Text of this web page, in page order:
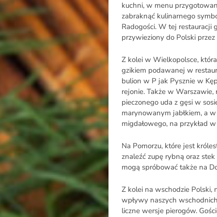
kuchni, w menu
zabraknąć kulinarnego
Radogości. W tej restauracji
przywieziony do Polski
Z kolei w Wielkopolsce,
gzikiem podawanej w
bulion w P jak Pysznie w
rejonie. Także w
pieczonego uda z gęsi w
marynowanym jabłkiem, a
migdałowego, na przykład
Na Pomorzu, które jest
znaleźć zupę rybną oraz
mogą spróbować także na
Z kolei na wschodzie Polski,
wpływy naszych
liczne wersje pierogów.